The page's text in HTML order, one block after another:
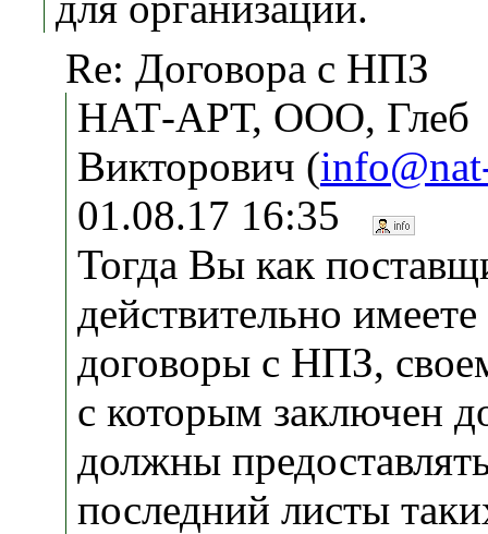
Re: Договора с НПЗ
НАТ-АРТ, ООО, Глеб
Викторович (
01.08.17 16:35
Тогда Вы как
действительно
договоры с НПЗ,
с которым заключен
должны
последний листы